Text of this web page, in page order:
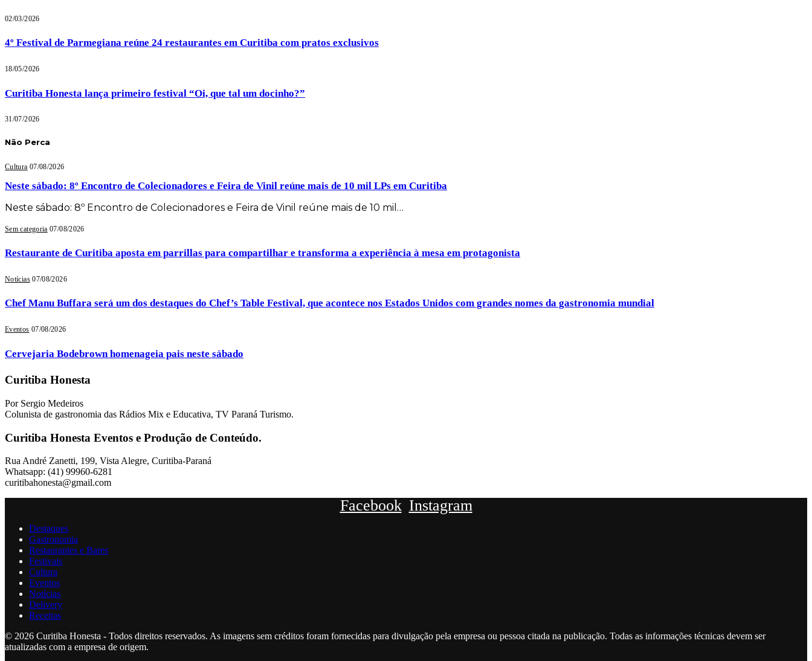
02/03/2026
4º Festival de Parmegiana reúne 24 restaurantes em Curitiba com pratos exclusivos
18/05/2026
Curitiba Honesta lança primeiro festival “Oi, que tal um docinho?”
31/07/2026
Não Perca
Cultura 07/08/2026
Neste sábado: 8º Encontro de Colecionadores e Feira de Vinil reúne mais de 10 mil LPs em Curitiba
Neste sábado: 8º Encontro de Colecionadores e Feira de Vinil reúne mais de 10 mil…
Sem categoria 07/08/2026
Restaurante de Curitiba aposta em parrillas para compartilhar e transforma a experiência à mesa em protagonista
Notícias 07/08/2026
Chef Manu Buffara será um dos destaques do Chef’s Table Festival, que acontece nos Estados Unidos com grandes nomes da gastronomia mundial
Eventos 07/08/2026
Cervejaria Bodebrown homenageia pais neste sábado
Curitiba Honesta
Por Sergio Medeiros
Colunista de gastronomia das Rádios Mix e Educativa, TV Paraná Turismo.
Curitiba Honesta Eventos e Produção de Conteúdo.
Rua André Zanetti, 199, Vista Alegre, Curitiba-Paraná
Whatsapp: (41) 99960-6281
curitibahonesta@gmail.com
Facebook Instagram
Destaques
Gastronomia
Restaurantes e Bares
Festivais
Cultura
Eventos
Notícias
Delivery
Receitas
© 2026 Curitiba Honesta - Todos direitos reservados. As imagens sem créditos foram fornecidas para divulgação pela empresa ou pessoa citada na publicação. Todas as informações técnicas devem ser
atualizadas com a empresa de origem.